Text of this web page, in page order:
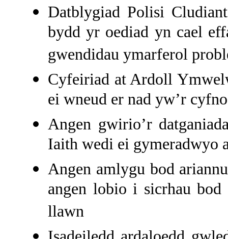
Datblygiad Polisi
bydd yr oediad yn cael
gwendidau ymarferol
Cyfeiriad at Ardoll
ei wneud er nad yw’r
Angen gwirio’r
Iaith wedi ei gymeradwyo
Angen amlygu bod
angen lobio i sicrhau
llawn